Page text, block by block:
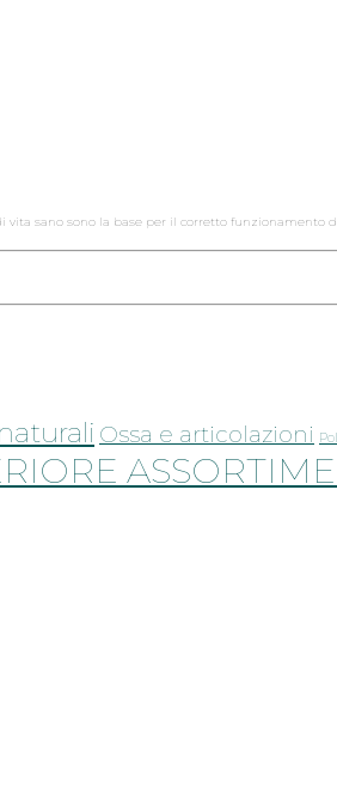
sano sono la base per il corretto funzionamento
Ossa e articolazioni